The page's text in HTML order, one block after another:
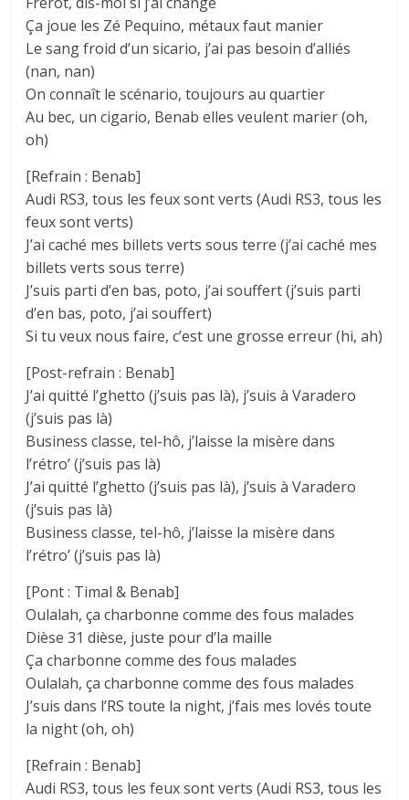
Ça joue les Zé Pequino, métaux faut manier
Le sang froid d’un sicario, j’ai pas besoin d’alliés
(nan, nan)
On connaît le scénario, toujours au quartier
Au bec, un cigario, Benab elles veulent marier (oh,
oh)
[Refrain : Benab]
Audi RS3, tous les feux sont verts (Audi RS3, tous les
feux sont verts)
J’ai caché mes billets verts sous terre (j’ai caché mes
billets verts sous terre)
J’suis parti d’en bas, poto, j’ai souffert (j’suis parti
d’en bas, poto, j’ai souffert)
Si tu veux nous faire, c’est une grosse erreur (hi, ah)
[Post-refrain : Benab]
J’ai quitté l’ghetto (j’suis pas là), j’suis à Varadero
(j’suis pas là)
Business classe, tel-hô, j’laisse la misère dans
l’rétro’ (j’suis pas là)
J’ai quitté l’ghetto (j’suis pas là), j’suis à Varadero
(j’suis pas là)
Business classe, tel-hô, j’laisse la misère dans
l’rétro’ (j’suis pas là)
[Pont : Timal & Benab]
Oulalah, ça charbonne comme des fous malades
Dièse 31 dièse, juste pour d’la maille
Ça charbonne comme des fous malades
Oulalah, ça charbonne comme des fous malades
J’suis dans l’RS toute la night, j’fais mes lovés toute
la night (oh, oh)
[Refrain : Benab]
Audi RS3, tous les feux sont verts (Audi RS3, tous les